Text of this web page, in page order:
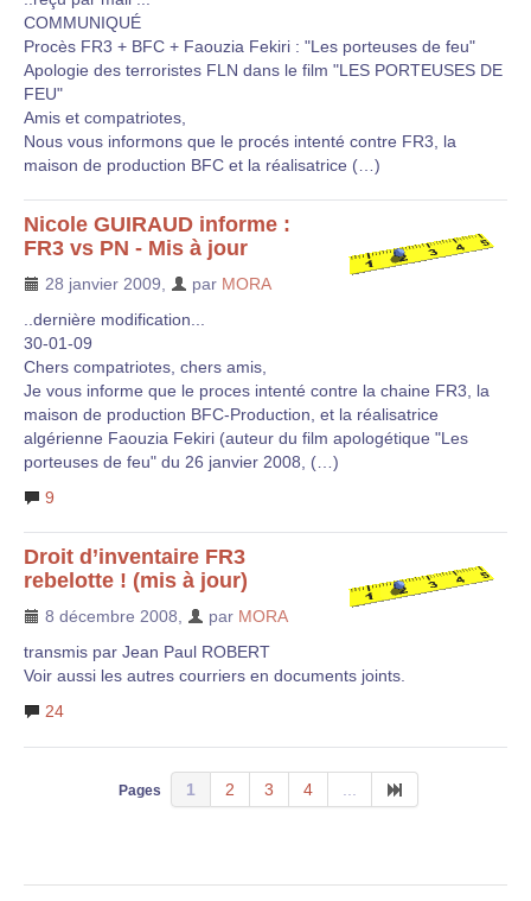
COMMUNIQUÉ
Procès FR3 + BFC + Faouzia Fekiri : "Les porteuses de feu"
Apologie des terroristes FLN dans le film "LES PORTEUSES DE
FEU"
Amis et compatriotes,
Nous vous informons que le procés intenté contre FR3, la
maison de production BFC et la réalisatrice (…)
Nicole GUIRAUD informe :
FR3 vs PN - Mis à jour
28 janvier 2009 par MORA
..dernière modification...
30-01-09
Chers compatriotes, chers amis,
Je vous informe que le proces intenté contre la chaine FR3, la
maison de production BFC-Production, et la réalisatrice
algérienne Faouzia Fekiri (auteur du film apologétique "Les
porteuses de feu" du 26 janvier 2008, (…)
9
Droit d’inventaire FR3
rebelotte ! (mis à jour)
8 décembre 2008 par MORA
transmis par Jean Paul ROBERT
Voir aussi les autres courriers en documents joints.
24
Pages 1 2 3 4